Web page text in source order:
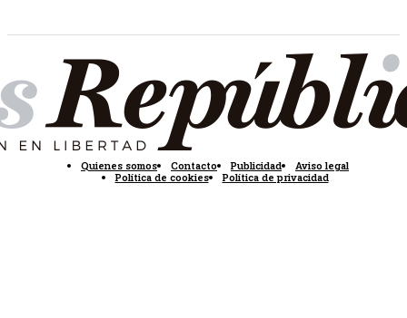
Quienes somos Contacto Publicidad
Aviso legal
Política de cookies
Política de privacidad